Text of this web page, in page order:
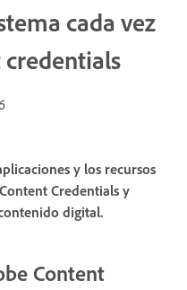
cada vez
y los recursos
Credentials y
digital.
Content